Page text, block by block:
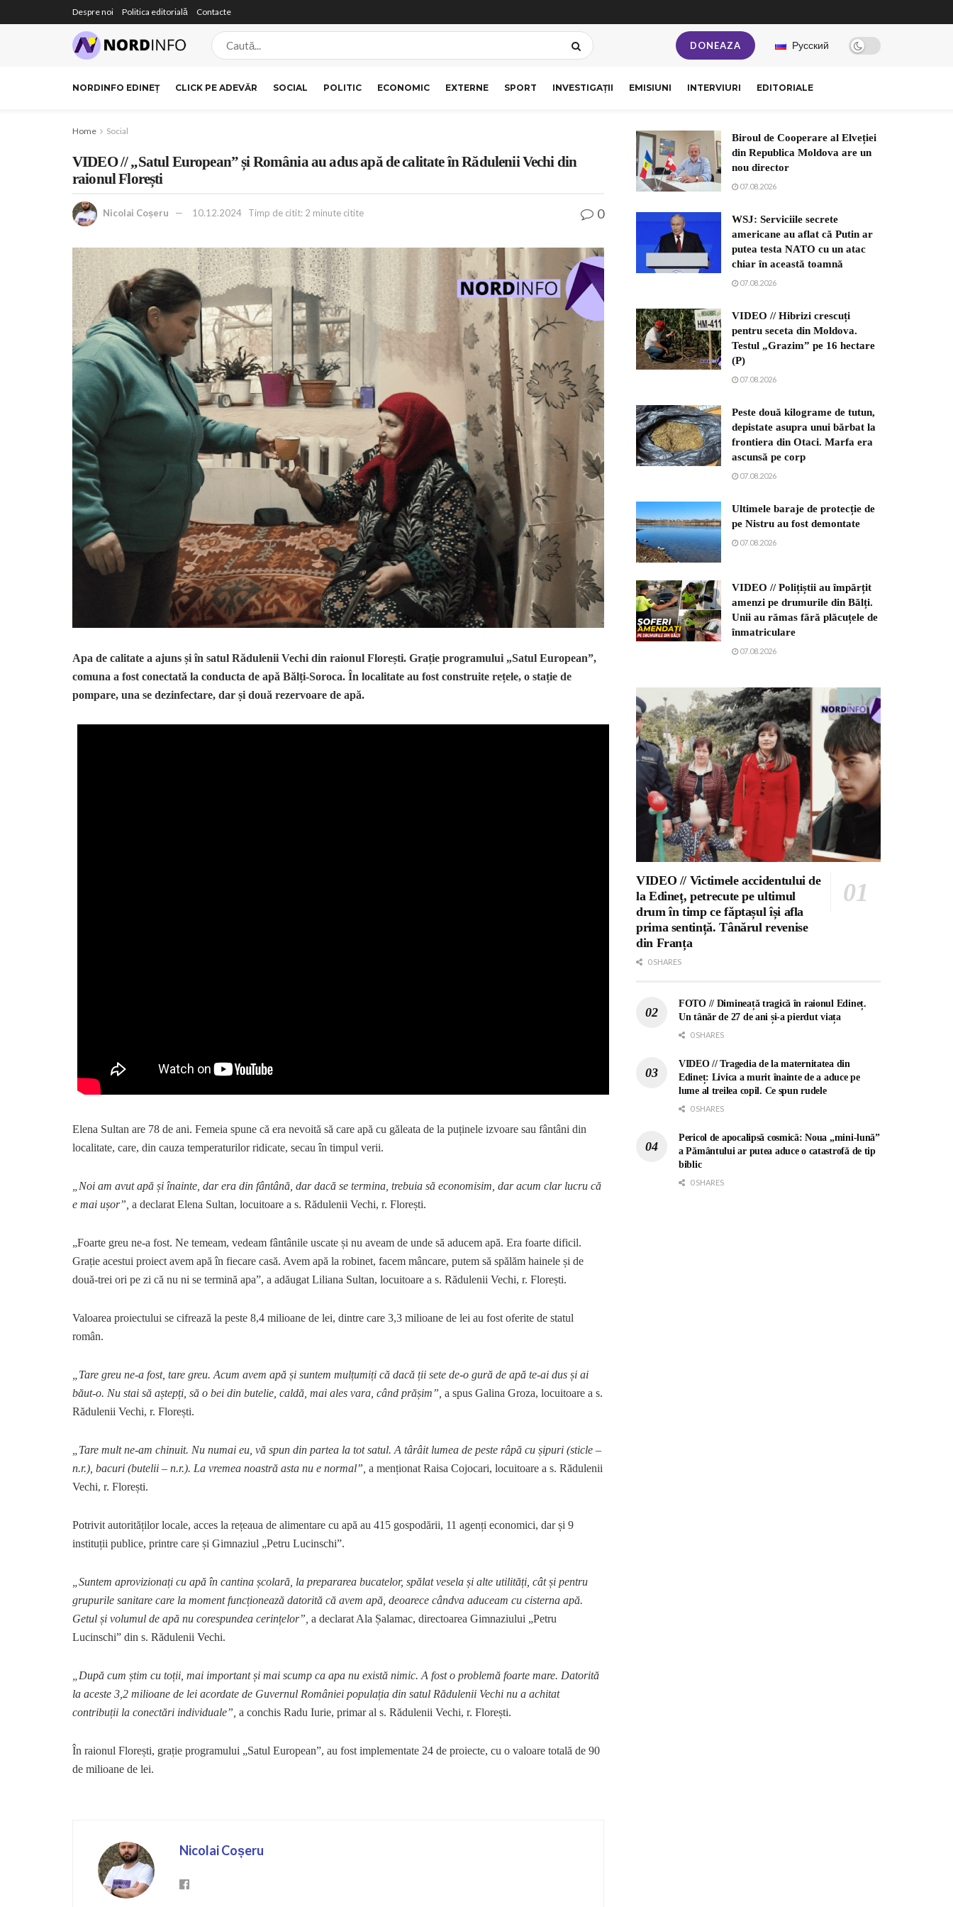
Despre noi Politica editorială Contacte
DONEAZA Русский
NORDINFO EDINEȚ CLICK PE ADEVĂR SOCIAL POLITIC ECONOMIC EXTERNE SPORT INVESTIGAȚII EMISIUNI INTERVIURI EDITORIALE
Home Social
VIDEO // „Satul European” și România au adus apă de calitate în Rădulenii Vechi din
raionul Florești
Nicolai Coșeru 10.12.2024 Timp de citit: 2 minute citite 0
Apa de calitate a ajuns și în satul Rădulenii Vechi din raionul Florești. Grație programului „Satul European”,
comuna a fost conectată la conducta de apă Bălți-Soroca. În localitate au fost construite rețele, o stație de
pompare, una se dezinfectare, dar și două rezervoare de apă.
Elena Sultan are 78 de ani. Femeia spune că era nevoită să care apă cu găleata de la puținele izvoare sau fântâni din
localitate, care, din cauza temperaturilor ridicate, secau în timpul verii.
„Noi am avut apă și înainte, dar era din fântână, dar dacă se termina, trebuia să economisim, dar acum clar lucru că
e mai ușor”, a declarat Elena Sultan, locuitoare a s. Rădulenii Vechi, r. Florești.
„Foarte greu ne-a fost. Ne temeam, vedeam fântânile uscate și nu aveam de unde să aducem apă. Era foarte dificil.
Grație acestui proiect avem apă în fiecare casă. Avem apă la robinet, facem mâncare, putem să spălăm hainele și de
două-trei ori pe zi că nu ni se termină apa”, a adăugat Liliana Sultan, locuitoare a s. Rădulenii Vechi, r. Florești.
Valoarea proiectului se cifrează la peste 8,4 milioane de lei, dintre care 3,3 milioane de lei au fost oferite de statul
român.
„Tare greu ne-a fost, tare greu. Acum avem apă și suntem mulțumiți că dacă ții sete de-o gură de apă te-ai dus și ai
băut-o. Nu stai să aștepți, să o bei din butelie, caldă, mai ales vara, când prășim”, a spus Galina Groza, locuitoare a s.
Rădulenii Vechi, r. Florești.
„Tare mult ne-am chinuit. Nu numai eu, vă spun din partea la tot satul. A târâit lumea de peste râpă cu șipuri (sticle –
n.r.), bacuri (butelii – n.r.). La vremea noastră asta nu e normal”, a menționat Raisa Cojocari, locuitoare a s. Rădulenii
Vechi, r. Florești.
Potrivit autorităților locale, acces la rețeaua de alimentare cu apă au 415 gospodării, 11 agenți economici, dar și 9
instituții publice, printre care și Gimnaziul „Petru Lucinschi”.
„Suntem aprovizionați cu apă în cantina școlară, la prepararea bucatelor, spălat vesela și alte utilități, cât și pentru
grupurile sanitare care la moment funcționează datorită că avem apă, deoarece cândva aduceam cu cisterna apă.
Getul și volumul de apă nu corespundea cerințelor”, a declarat Ala Șalamac, directoarea Gimnaziului „Petru
Lucinschi” din s. Rădulenii Vechi.
„După cum știm cu toții, mai important și mai scump ca apa nu există nimic. A fost o problemă foarte mare. Datorită
la aceste 3,2 milioane de lei acordate de Guvernul României populația din satul Rădulenii Vechi nu a achitat
contribuții la conectări individuale”, a conchis Radu Iurie, primar al s. Rădulenii Vechi, r. Florești.
În raionul Florești, grație programului „Satul European”, au fost implementate 24 de proiecte, cu o valoare totală de 90
de milioane de lei.
Nicolai Coșeru
Biroul de Cooperare al Elveției
din Republica Moldova are un
nou director
07.08.2026
WSJ: Serviciile secrete
americane au aflat că Putin ar
putea testa NATO cu un atac
chiar în această toamnă
07.08.2026
VIDEO // Hibrizi crescuți
pentru seceta din Moldova.
Testul „Grazim” pe 16 hectare
(P)
07.08.2026
Peste două kilograme de tutun,
depistate asupra unui bărbat la
frontiera din Otaci. Marfa era
ascunsă pe corp
07.08.2026
Ultimele baraje de protecție de
pe Nistru au fost demontate
07.08.2026
VIDEO // Polițiștii au împărțit
amenzi pe drumurile din Bălți.
Unii au rămas fără plăcuțele de
înmatriculare
07.08.2026
VIDEO // Victimele accidentului de
la Edineț, petrecute pe ultimul
drum în timp ce făptașul își afla
prima sentință. Tânărul revenise
din Franța
0 SHARES
FOTO // Dimineață tragică în raionul Edineț.
Un tânăr de 27 de ani și-a pierdut viața
0 SHARES
VIDEO // Tragedia de la maternitatea din
Edineț: Livica a murit înainte de a aduce pe
lume al treilea copil. Ce spun rudele
0 SHARES
Pericol de apocalipsă cosmică: Noua „mini-lună”
a Pământului ar putea aduce o catastrofă de tip
biblic
0 SHARES